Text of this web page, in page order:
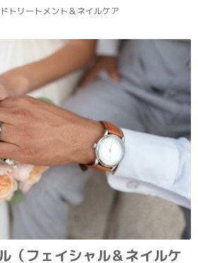
トリートメント＆ネイルケア
（フェイシャル＆ネイルケ